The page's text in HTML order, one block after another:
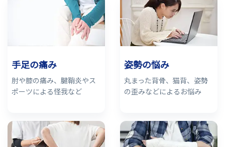
手足の痛み
肘や膝の痛み、腱鞘炎やス
ポーツによる怪我など
姿勢の悩み
丸まった背骨、猫背、姿勢
の歪みなどによるお悩み